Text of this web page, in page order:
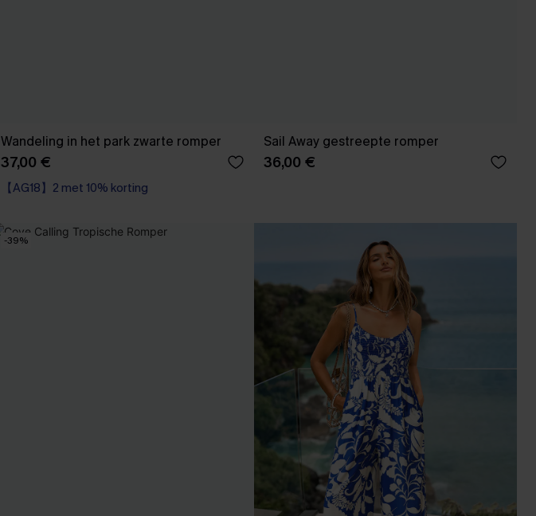
Wandeling in het park zwarte romper
37,00 €
【AG18】2 met 10% korting
Sail Away gestreepte romper
36,00 €
-39%